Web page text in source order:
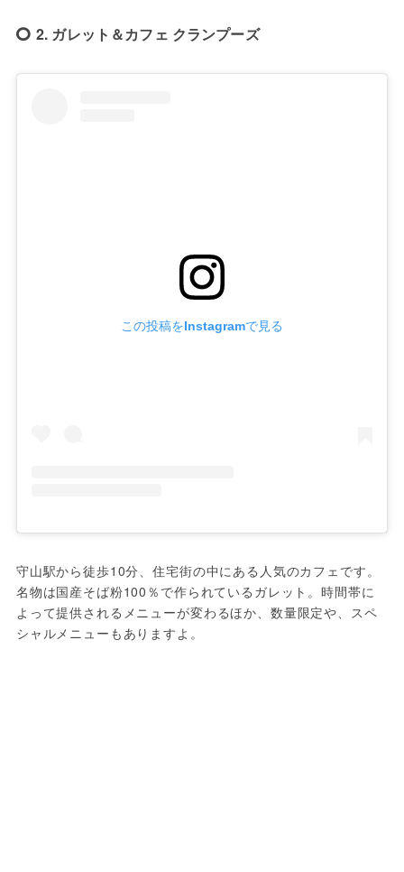
2. ガレット＆カフェ クランプーズ
この投稿をInstagramで見る
守山駅から徒歩10分、住宅街の中にある人気のカフェです。
名物は国産そば粉100％で作られているガレット。時間帯に
よって提供されるメニューが変わるほか、数量限定や、スペ
シャルメニューもありますよ。